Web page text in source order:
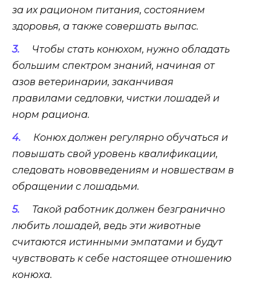
за их рационом питания, состоянием
здоровья, а также совершать выпас.
Чтобы стать конюхом, нужно обладать
большим спектром знаний, начиная от
азов ветеринарии, заканчивая
правилами седловки, чистки лошадей и
норм рациона.
Конюх должен регулярно обучаться и
повышать свой уровень квалификации,
следовать нововведениям и новшествам в
обращении с лошадьми.
Такой работник должен безгранично
любить лошадей, ведь эти животные
считаются истинными эмпатами и будут
чувствовать к себе настоящее отношению
конюха.